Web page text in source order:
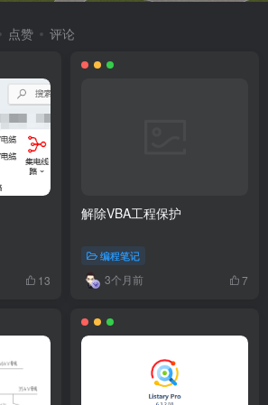
点赞 评论
13
解除VBA工程保护
编程笔记
3个月前 7